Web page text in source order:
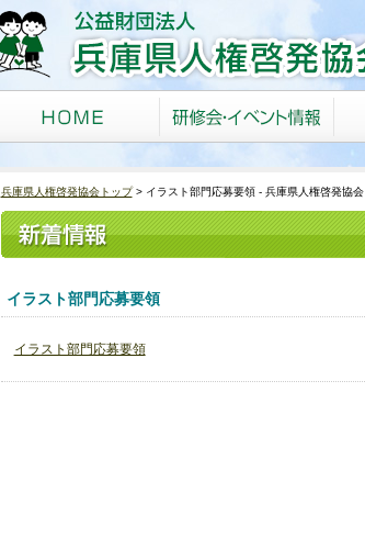
兵庫県人権啓発協会トップ イラスト部門応募要領 - 兵庫県人権啓発協会
イラスト部門応募要領
イラスト部門応募要領